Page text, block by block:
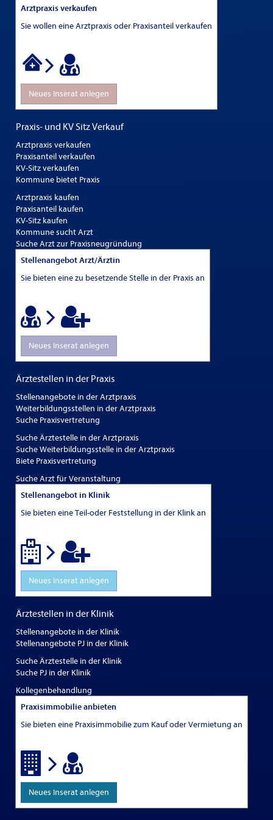
Arztpraxis verkaufen
Sie wollen eine Arztpraxis oder Praxisanteil verkaufen
Neues Inserat anlegen
Praxis- und KV Sitz Verkauf
Arztpraxis verkaufen
Praxisanteil verkaufen
KV-Sitz verkaufen
Kommune bietet Praxis
Arztpraxis kaufen
Praxisanteil kaufen
KV-Sitz kaufen
Kommune sucht Arzt
Suche Arzt zur Praxisneugründung
Stellenangebot Arzt/Ärztin
Sie bieten eine zu besetzende Stelle in der Praxis an
Neues Inserat anlegen
Ärztestellen in der Praxis
Stellenangebote in der Arztpraxis
Weiterbildungsstellen in der Arztpraxis
Suche Praxisvertretung
Suche Ärztestelle in der Arztpraxis
Suche Weiterbildungsstelle in der Arztpraxis
Biete Praxisvertretung
Suche Arzt für Veranstaltung
Stellenangebot in Klinik
Sie bieten eine Teil-oder Feststellung in der Klink an
Neues Inserat anlegen
Ärztestellen in der Klinik
Stellenangebote in der Klinik
Stellenangebote PJ in der Klinik
Suche Ärztestelle in der Klinik
Suche PJ in der Klinik
Kollegenbehandlung
Praxisimmobilie anbieten
Sie bieten eine Praxisimmobilie zum Kauf oder Vermietung an
Neues Inserat anlegen